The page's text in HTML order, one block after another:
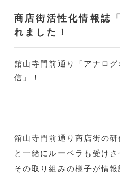
商店街活性化情報誌
れました！
舘山寺門前通り「アナロ
信」！
舘山寺門前通り商店街の
と一緒にルーベラも受けさ
その取り組みの様子が情